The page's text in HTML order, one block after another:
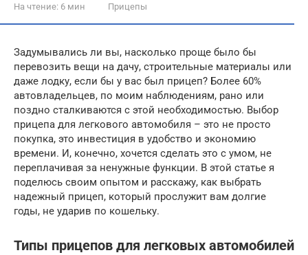
На чтение: 6 мин Прицепы
Задумывались ли вы, насколько проще было бы
перевозить вещи на дачу, строительные материалы или
даже лодку, если бы у вас был прицеп? Более 60%
автовладельцев, по моим наблюдениям, рано или
поздно сталкиваются с этой необходимостью. Выбор
прицепа для легкового автомобиля – это не просто
покупка, это инвестиция в удобство и экономию
времени. И, конечно, хочется сделать это с умом, не
переплачивая за ненужные функции. В этой статье я
поделюсь своим опытом и расскажу, как выбрать
надежный прицеп, который прослужит вам долгие
годы, не ударив по кошельку.
Типы прицепов для легковых автомобилей